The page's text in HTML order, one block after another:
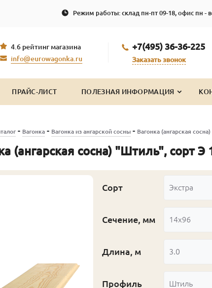
Режим работы: склад пн-пт 09-18, офис пн -
4.6 рейтинг магазина
info@eurowagonka.ru
+7(495) 36-36-225
Заказать звонок
ПРАЙС-ЛИСТ ПОЛЕЗНАЯ ИНФОРМАЦИЯ
- Вагонка- Вагонка из ангарской сосны- Вагонка (ангарская
(ангарская сосна) "Штиль", сорт
Сорт Экстра
Сечение, мм 14x96
Длина, м 3.0
Профиль Штиль